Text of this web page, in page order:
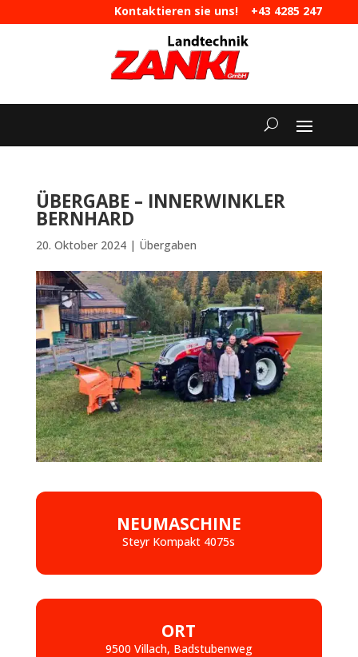
Kontaktieren sie uns! +43 4285 247
|maschinen@landtechnik-zankl.at
ÜBERGABE – INNERWINKLER
BERNHARD
20. Oktober 2024| Übergaben
NEUMASCHINE
Steyr Kompakt 4075s
ORT
9500 Villach, Badstubenweg